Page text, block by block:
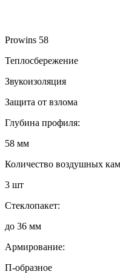
Prowins 58
Теплосбережение
Звукоизоляция
Защита от взлома
Глубина профиля:
58 мм
Количество воздушных
3 шт
Стеклопакет:
до 36 мм
Армирование:
П-образное